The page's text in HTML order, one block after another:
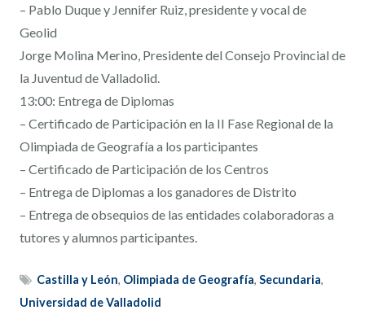
– Pablo Duque y Jennifer Ruiz, presidente y vocal de
Geolid
Jorge Molina Merino, Presidente del Consejo Provincial de
la Juventud de Valladolid.
13:00: Entrega de Diplomas
– Certificado de Participación en la II Fase Regional de la
Olimpiada de Geografía a los participantes
– Certificado de Participación de los Centros
– Entrega de Diplomas a los ganadores de Distrito
– Entrega de obsequios de las entidades colaboradoras a
tutores y alumnos participantes.
Castilla y León, Olimpiada de Geografía,Secundaria,
Universidad de Valladolid